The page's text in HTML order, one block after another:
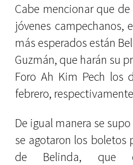
Cabe mencionar que
jóvenes campechanos,
más esperados están
Guzmán, que harán su
Foro Ah Kim Pech los
febrero,
De igual manera se
se agotaron los boletos
de Belinda, que